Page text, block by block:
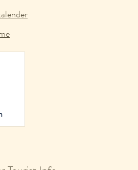
Tourist Info
Ein Helles zum